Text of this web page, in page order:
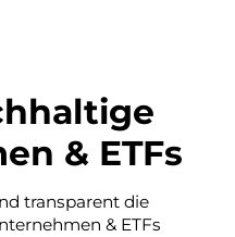
& ETFs
transparent die
& ETFs